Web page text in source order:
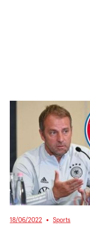
18/06/2022 Sports